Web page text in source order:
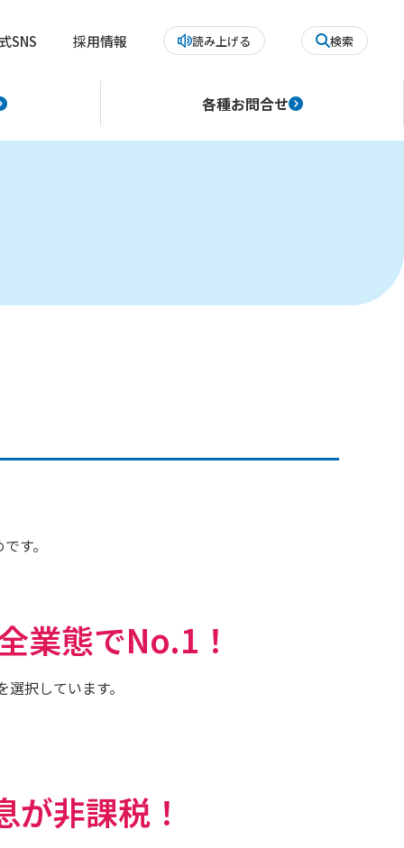
SNS 採用情報 読み上げる 検索
各種お問合せ
す。
業態でNo.1！
択しています。
非課税！